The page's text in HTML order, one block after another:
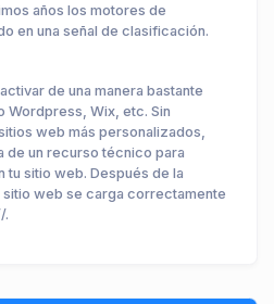
años los motores de
en una señal de clasificación.
de una manera bastante
Wordpress, Wix, etc. Sin
web más personalizados,
de un recurso técnico para
tu sitio web. Después de la
sitio web se carga correctamente
.